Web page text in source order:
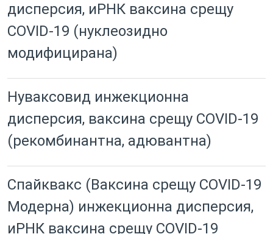
дисперсия, иРНК ваксина срещу
COVID-19 (нуклеозидно
модифицирана)
Нуваксовид инжекционна
дисперсия, ваксина срещу COVID-19
(рекомбинантна, адювантна)
Спайквакс (Ваксина срещу COVID-19
Модерна) инжекционна дисперсия,
иРНК ваксина срещу COVID-19